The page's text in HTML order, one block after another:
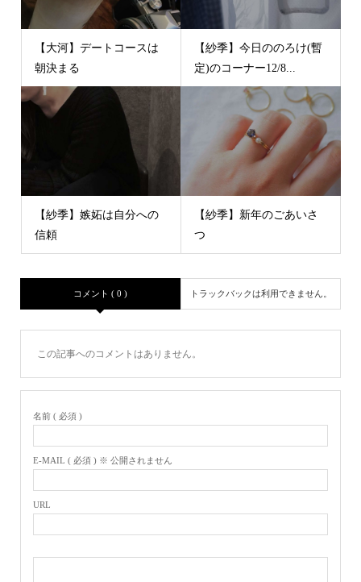
【大河】デートコースは
朝決まる
【紗季】今日ののろけ(暫
定)のコーナー12/8...
【紗季】嫉妬は自分への
信頼
【紗季】新年のごあいさ
つ
コメント ( 0 ) トラックバックは利用できません。
この記事へのコメントはありません。
名前 ( 必須 )
E-MAIL ( 必須 ) ※ 公開されません
URL